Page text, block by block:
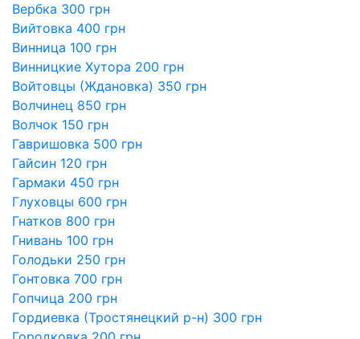
Вербка 300 грн
Вийтовка 400 грн
Винница 100 грн
Винницкие Хутора 200 грн
Войтовцы (Ждановка) 350 грн
Волчинец 850 грн
Волчок 150 грн
Гавришовка 500 грн
Гайсин 120 грн
Гармаки 450 грн
Глуховцы 600 грн
Гнатков 800 грн
Гнивань 100 грн
Голодьки 250 грн
Гонтовка 700 грн
Гопчица 200 грн
Гордиевка (Тростянецкий р-н) 300 грн